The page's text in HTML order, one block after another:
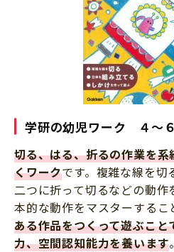
学研の幼児ワーク ４～
切る、はる、折るの作業を
くワークです。複雑な線を切
二つに折って切るなどの動作
本的な動作をマスターするこ
ある作品をつくって遊ぶこ
力、空間認知能力を養います。